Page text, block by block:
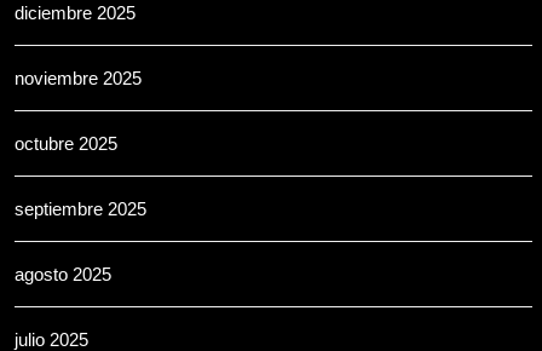
diciembre 2025
noviembre 2025
octubre 2025
septiembre 2025
agosto 2025
julio 2025